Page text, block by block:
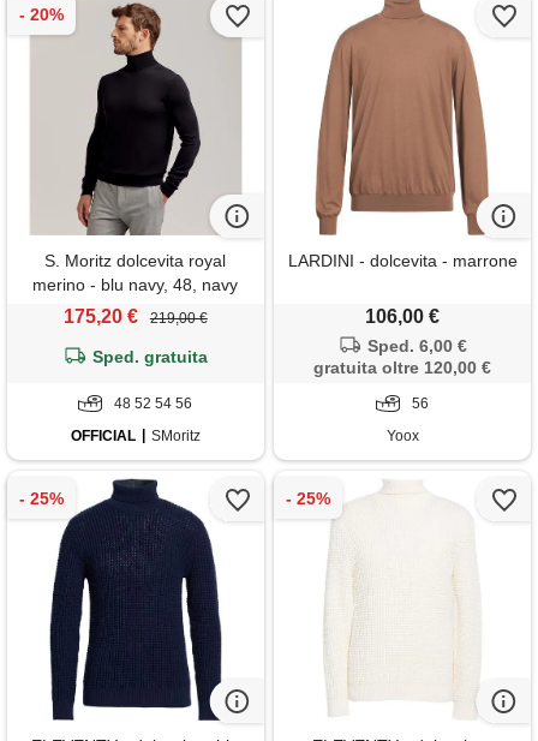
S. Moritz dolcevita royal
merino - blu navy, 48, navy
175,20 € 219,00 €
Sped. gratuita
48 52 54 56
OFFICIAL
SMoritz
LARDINI - dolcevita - marrone
106,00 €
Sped. 6,00 €
gratuita oltre 120,00 €
56
Yoox